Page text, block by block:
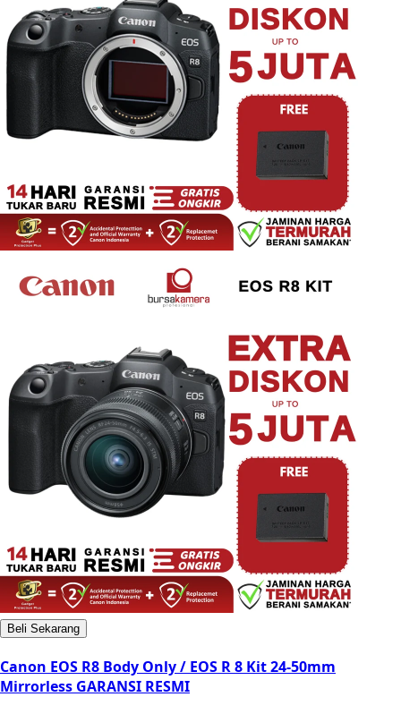
Beli Sekarang
Canon EOS R8 Body Only / EOS R 8 Kit 24-50mm
Mirrorless GARANSI RESMI